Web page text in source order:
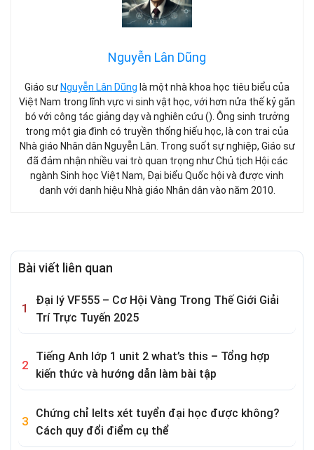
Nguyễn Lân Dũng
Giáo sư Nguyễn Lân Dũng là một nhà khoa học tiêu biểu của
Việt Nam trong lĩnh vực vi sinh vật học, với hơn nửa thế kỷ gắn
bó với công tác giảng dạy và nghiên cứu (). Ông sinh trưởng
trong một gia đình có truyền thống hiếu học, là con trai của
Nhà giáo Nhân dân Nguyễn Lân. Trong suốt sự nghiệp, Giáo sư
đã đảm nhận nhiều vai trò quan trọng như Chủ tịch Hội các
ngành Sinh học Việt Nam, Đại biểu Quốc hội và được vinh
danh với danh hiệu Nhà giáo Nhân dân vào năm 2010.
Bài viết liên quan
Đại lý VF555 – Cơ Hội Vàng Trong Thế Giới Giải
Trí Trực Tuyến 2025
Tiếng Anh lớp 1 unit 2 what’s this – Tổng hợp
kiến thức và hướng dẫn làm bài tập
Chứng chỉ Ielts xét tuyển đại học được không?
Cách quy đổi điểm cụ thể